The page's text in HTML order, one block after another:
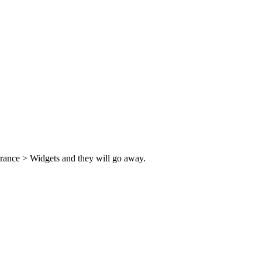
> Widgets and they will go away.